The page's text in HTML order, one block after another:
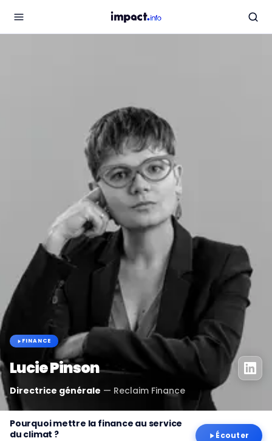
FINANCE
Lucie Pinson
Directrice générale — Reclaim Finance
Pourquoi mettre la finance au service
du climat ?
Écouter